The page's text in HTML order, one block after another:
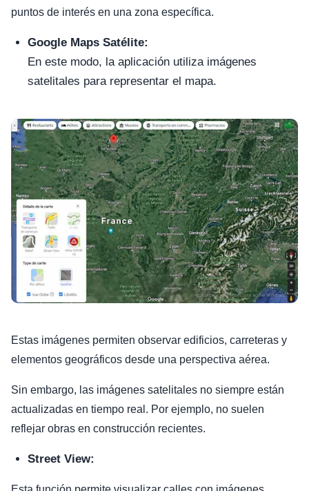
puntos de interés en una zona específica.
Google Maps Satélite:
En este modo, la aplicación utiliza imágenes
satelitales para representar el mapa.
Estas imágenes permiten observar edificios, carreteras y
elementos geográficos desde una perspectiva aérea.
Sin embargo, las imágenes satelitales no siempre están
actualizadas en tiempo real. Por ejemplo, no suelen
reflejar obras en construcción recientes.
Street View: